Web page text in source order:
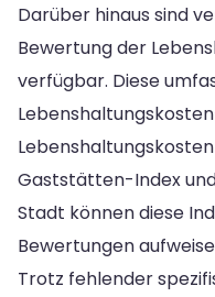
Darüber hinaus sind
Bewertung der
verfügbar. Diese
Gaststätten-Index
Stadt können diese
Bewertungen
Trotz fehlender